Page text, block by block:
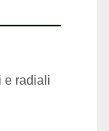
e radiali